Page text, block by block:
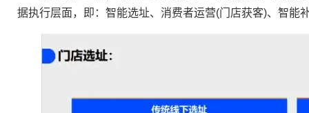
据执行层面，即：智能选址、消费者运营(门店获客)、智能